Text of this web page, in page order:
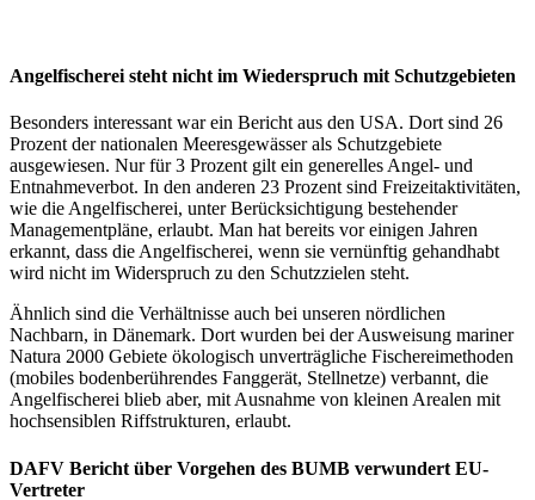
Angelfischerei steht nicht im Wiederspruch mit Schutzgebieten
Besonders interessant war ein Bericht aus den USA. Dort sind 26
Prozent der nationalen Meeresgewässer als Schutzgebiete
ausgewiesen. Nur für 3 Prozent gilt ein generelles Angel- und
Entnahmeverbot. In den anderen 23 Prozent sind Freizeitaktivitäten,
wie die Angelfischerei, unter Berücksichtigung bestehender
Managementpläne, erlaubt. Man hat bereits vor einigen Jahren
erkannt, dass die Angelfischerei, wenn sie vernünftig gehandhabt
wird nicht im Widerspruch zu den Schutzzielen steht.
Ähnlich sind die Verhältnisse auch bei unseren nördlichen
Nachbarn, in Dänemark. Dort wurden bei der Ausweisung mariner
Natura 2000 Gebiete ökologisch unverträgliche Fischereimethoden
(mobiles bodenberührendes Fanggerät, Stellnetze) verbannt, die
Angelfischerei blieb aber, mit Ausnahme von kleinen Arealen mit
hochsensiblen Riffstrukturen, erlaubt.
DAFV Bericht über Vorgehen des BUMB verwundert EU-
Vertreter